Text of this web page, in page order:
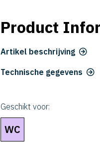
Product
Artikel beschrijving
Technische gegevens
Geschikt voor:
WC